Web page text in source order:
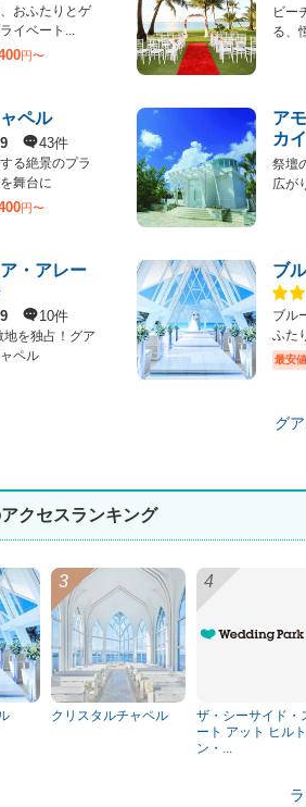
おふたりとゲ
イベート...
円〜
ビー
る、
ペル
43件
る絶景のプラ
舞台に
円〜
ア
カイ
祭壇
広が
・アレー
10件
を独占！グア
ペル
ブ
ブル
ふた
最安値
グ
クセスランキング
クリスタルチャペル
ザ・シーサイド・
ート アット ヒルト
ン・...